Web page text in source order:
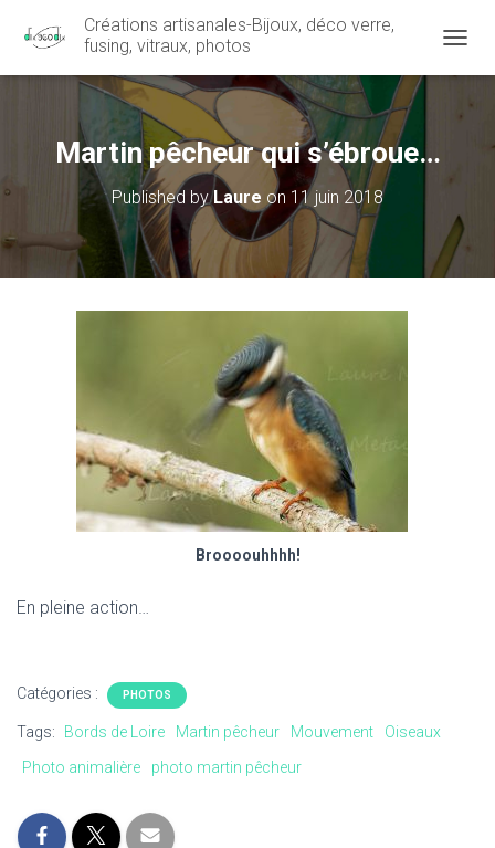
Créations artisanales-Bijoux, déco verre,
fusing, vitraux, photos
Martin pêcheur qui s’ébroue…
Published byLaure on 11 juin 2018
Broooouhhhh!
En pleine action…
Catégories : PHOTOS
Tags: Bords de Loire Martin pêcheur Mouvement
Oiseaux
Photo animalière
photo martin pêcheur